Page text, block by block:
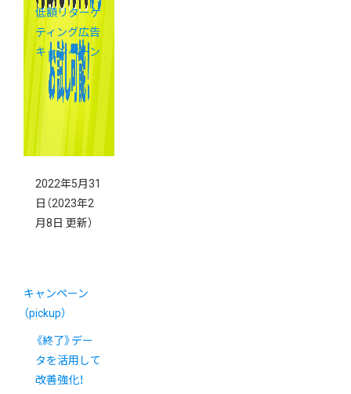
低額リターゲ
ティング広告
キャンペーン
2022年5月31
日 （2023年2
月8日 更新）
キャンペーン
（pickup）
《終了》デー
タを活用して
改善強化！